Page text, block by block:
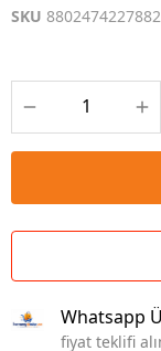
SKU 8802474227882
Whatsapp
fiyat teklifi